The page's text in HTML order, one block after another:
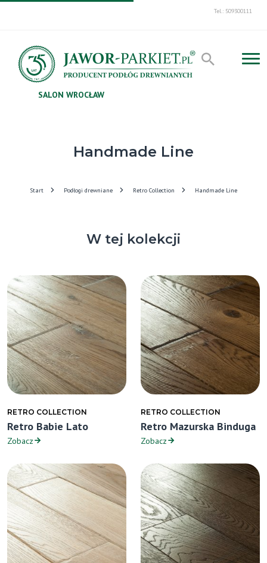
Tel.: 509300111
SALON WROCŁAW
Handmade Line
Start Podłogi drewniane Retro Collection Handmade Line
W tej kolekcji
RETRO COLLECTION
Retro Babie Lato
Zobacz
RETRO COLLECTION
Retro Mazurska Binduga
Zobacz